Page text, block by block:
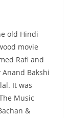
old Hindi
movie
Rafi and
Bakshi
It was
Music
&